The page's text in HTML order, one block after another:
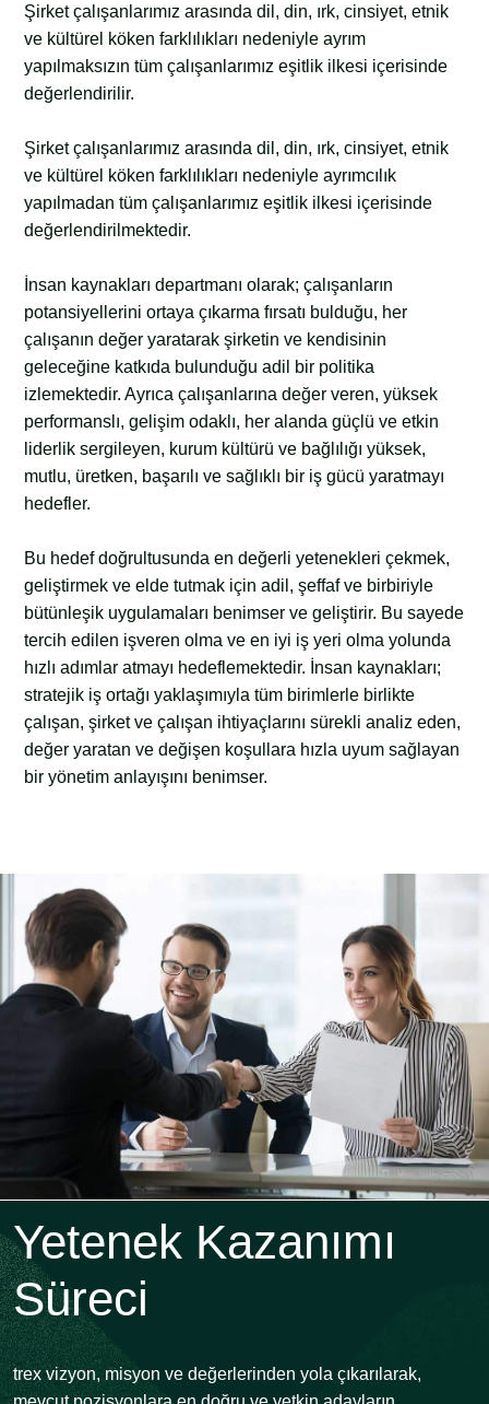
Şirket çalışanlarımız arasında dil, din, ırk, cinsiyet, etnik
ve kültürel köken farklılıkları nedeniyle ayrım
yapılmaksızın tüm çalışanlarımız eşitlik ilkesi içerisinde
değerlendirilir.
Şirket çalışanlarımız arasında dil, din, ırk, cinsiyet, etnik
ve kültürel köken farklılıkları nedeniyle ayrımcılık
yapılmadan tüm çalışanlarımız eşitlik ilkesi içerisinde
değerlendirilmektedir.
İnsan kaynakları departmanı olarak; çalışanların
potansiyellerini ortaya çıkarma fırsatı bulduğu, her
çalışanın değer yaratarak şirketin ve kendisinin
geleceğine katkıda bulunduğu adil bir politika
izlemektedir. Ayrıca çalışanlarına değer veren, yüksek
performanslı, gelişim odaklı, her alanda güçlü ve etkin
liderlik sergileyen, kurum kültürü ve bağlılığı yüksek,
mutlu, üretken, başarılı ve sağlıklı bir iş gücü yaratmayı
hedefler.
Bu hedef doğrultusunda en değerli yetenekleri çekmek,
geliştirmek ve elde tutmak için adil, şeffaf ve birbiriyle
bütünleşik uygulamaları benimser ve geliştirir. Bu sayede
tercih edilen işveren olma ve en iyi iş yeri olma yolunda
hızlı adımlar atmayı hedeflemektedir. İnsan kaynakları;
stratejik iş ortağı yaklaşımıyla tüm birimlerle birlikte
çalışan, şirket ve çalışan ihtiyaçlarını sürekli analiz eden,
değer yaratan ve değişen koşullara hızla uyum sağlayan
bir yönetim anlayışını benimser.
Yetenek Kazanımı
Süreci
trex vizyon, misyon ve değerlerinden yola çıkarılarak,